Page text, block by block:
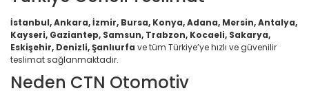
İstanbul, Ankara, İzmir, Bursa, Konya, Adana, Mersin, Antalya,
Kayseri, Gaziantep, Samsun, Trabzon, Kocaeli, Sakarya,
Eskişehir, Denizli, Şanlıurfa ve tüm Türkiye’ye hızlı ve güvenilir
teslimat sağlanmaktadır.
Neden CTN Otomotiv